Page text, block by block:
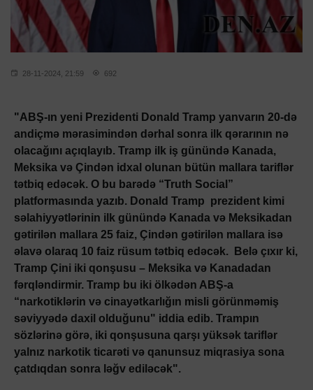
28-11-2024, 21:59 692
"ABŞ-ın yeni Prezidenti Donald Tramp yanvarın 20-də
andiçmə mərasimindən dərhal sonra ilk qərarının nə
olacağını açıqlayıb. Tramp ilk iş günündə Kanada,
Meksika və Çindən idxal olunan bütün mallara tariflər
tətbiq edəcək. O bu barədə “Truth Social”
platformasında yazıb. Donald Tramp prezident kimi
səlahiyyətlərinin ilk günündə Kanada və Meksikadan
gətirilən mallara 25 faiz, Çindən gətirilən mallara isə
əlavə olaraq 10 faiz rüsum tətbiq edəcək. Belə çıxır ki,
Tramp Çini iki qonşusu – Meksika və Kanadadan
fərqləndirmir. Tramp bu iki ölkədən ABŞ-a
“narkotiklərin və cinayətkarlığın misli görünməmiş
səviyyədə daxil olduğunu" iddia edib. Trampın
sözlərinə görə, iki qonşusuna qarşı yüksək tariflər
yalnız narkotik ticarəti və qanunsuz miqrasiya sona
çatdıqdan sonra ləğv ediləcək".